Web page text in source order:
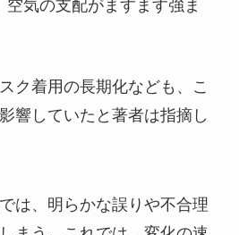
空気の支配がますます強ま
ク着用の長期化なども、こ
響していたと著者は指摘し
は、明らかな誤りや不合理